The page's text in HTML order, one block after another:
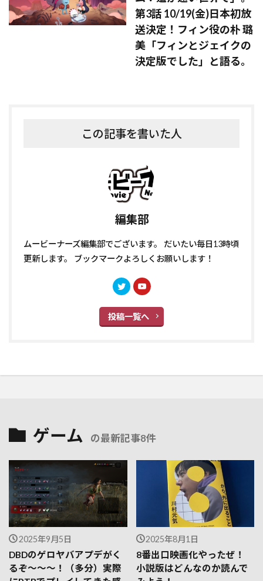
第3話 10/19(金)日本初放
送決定！フィン役の朴 璐
美「フィンとジェイクの
決定版でした」と語る。
この記事を書いた人
編集部
ムービーナーズ編集部でございます。 だいたい毎日13時頃
更新します。 ブックマークよろしくお願いします！
投稿一覧へ
ゲーム の最新記事8件
2025年9月5日
DBDのゲロヤバアプデがく
るぞ～～～！（多分）実際
2025年8月1日
8番出口映画化やったぜ！
小説版はどんなのか読んで